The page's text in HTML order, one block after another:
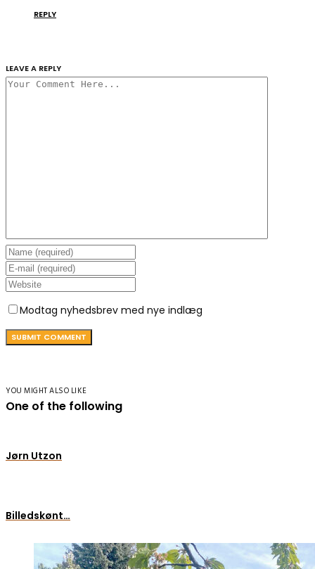
REPLY
LEAVE A REPLY
Modtag nyhedsbrev med nye indlæg
YOU MIGHT ALSO LIKE
One of the following
Jørn Utzon
Billedskønt…